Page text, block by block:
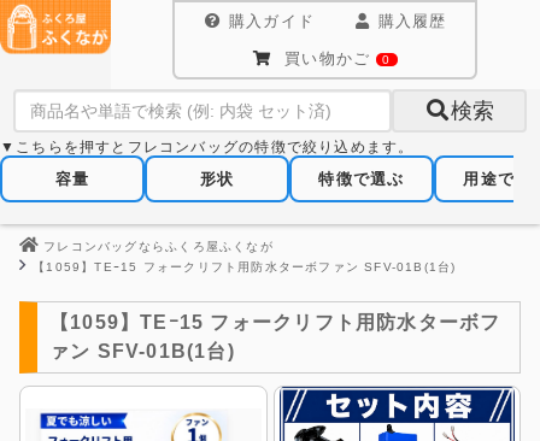
購入ガイド 購入履歴
買い物かご 0
検索
▼こちらを押すとフレコンバッグの特徴で絞り込めます。
容量 形状 特徴で選ぶ 用途で選
フレコンバッグならふくろ屋ふくなが
【1059】TEｰ15 フォークリフト用防水ターボファン SFV-01B(1台)
【1059】TEｰ15 フォークリフト用防水ターボフ
ァン SFV-01B(1台)